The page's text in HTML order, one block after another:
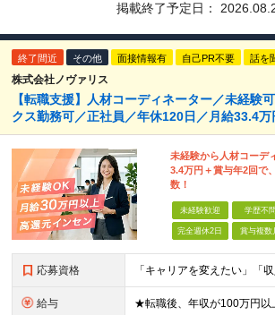
掲載終了予定日：
終了間近 その他 面接情報有 自己PR不要 話を
株式会社ノヴァリス
【転職支援】人材コーディネーター／未経験
クス勤務可／正社員／年休120日／月給33.4万
未経験から人材コーデ
3.4万円＋賞与年2回で
数！
未経験歓迎 学歴不問
完全週休2日 賞与複数
応募資格
給与